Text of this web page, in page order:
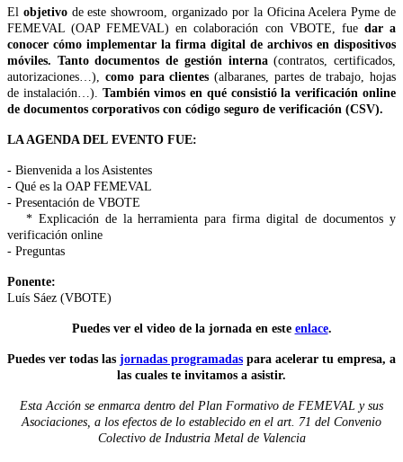
El objetivode este showroom, organizado por la Oficina Acelera Pyme de
FEMEVAL (OAP FEMEVAL) en colaboración con VBOTE, fue dar a
conocer cómo implementar la firma digital de archivos en dispositivos
móviles. Tanto documentos de gestión interna(contratos, certificados,
autorizaciones…), como para clientes (albaranes, partes de trabajo, hojas
de instalación…). También vimos en qué consistió la verificación online
de documentos corporativos con código seguro de verificación (CSV).
LA AGENDA DEL EVENTO FUE:
- Bienvenida a los Asistentes
- Qué es la OAP FEMEVAL
- Presentación de VBOTE
* Explicación de la herramienta para firma digital de documentos y
verificación online
- Preguntas
Ponente:
Luís Sáez (VBOTE)
Puedes ver el video de la jornada en este enlace.
Puedes ver todas las jornadas programadas para acelerar tu empresa, a
las cuales te invitamos a asistir.
Esta Acción se enmarca dentro del Plan Formativo de FEMEVAL y sus
Asociaciones, a los efectos de lo establecido en el art. 71 del Convenio
Colectivo de Industria Metal de Valencia